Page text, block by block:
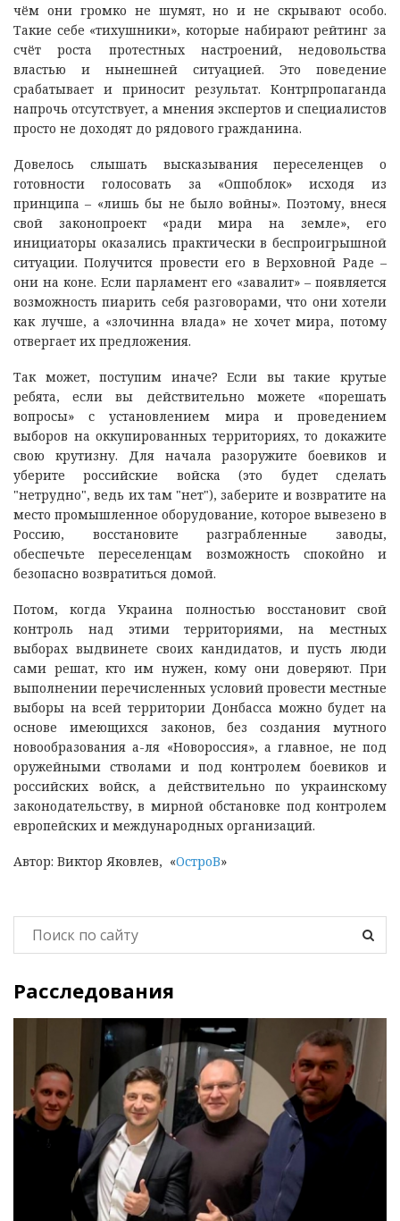
чём они громко не шумят, но и не скрывают особо.
Такие себе «тихушники», которые набирают рейтинг за
счёт роста протестных настроений, недовольства
властью и нынешней ситуацией. Это поведение
срабатывает и приносит результат. Контрпропаганда
напрочь отсутствует, а мнения экспертов и специалистов
просто не доходят до рядового гражданина.
Довелось слышать высказывания переселенцев о
готовности голосовать за «Оппоблок» исходя из
принципа – «лишь бы не было войны». Поэтому, внеся
свой законопроект «ради мира на земле», его
инициаторы оказались практически в беспроигрышной
ситуации. Получится провести его в Верховной Раде –
они на коне. Если парламент его «завалит» – появляется
возможность пиарить себя разговорами, что они хотели
как лучше, а «злочинна влада» не хочет мира, потому
отвергает их предложения.
Так может, поступим иначе? Если вы такие крутые
ребята, если вы действительно можете «порешать
вопросы» с установлением мира и проведением
выборов на оккупированных территориях, то докажите
свою крутизну. Для начала разоружите боевиков и
уберите российские войска (это будет сделать
"нетрудно", ведь их там "нет"), заберите и возвратите на
место промышленное оборудование, которое вывезено в
Россию, восстановите разграбленные заводы,
обеспечьте переселенцам возможность спокойно и
безопасно возвратиться домой.
Потом, когда Украина полностью восстановит свой
контроль над этими территориями, на местных
выборах выдвинете своих кандидатов, и пусть люди
сами решат, кто им нужен, кому они доверяют. При
выполнении перечисленных условий провести местные
выборы на всей территории Донбасса можно будет на
основе имеющихся законов, без создания мутного
новообразования а-ля «Новороссия», а главное, не под
оружейными стволами и под контролем боевиков и
российских войск, а действительно по украинскому
законодательству, в мирной обстановке под контролем
европейских и международных организаций.
Автор: Виктор Яковлев, «ОстроВ»
Расследования